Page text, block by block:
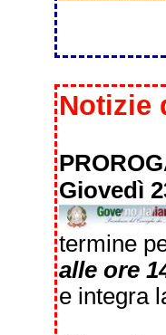
Notizie
Giovedì
termine
alle ore
e integra